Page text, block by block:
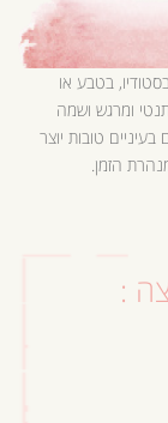
טבעי בסטודיו, בטבע או
ומרגש ושמה
טובות יוצר
הזמן.
: